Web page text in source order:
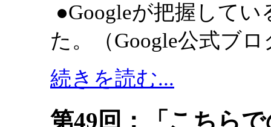
●Googleが把握して
た。（Google公式ブロ
続きを読む...
第49回：「こちら